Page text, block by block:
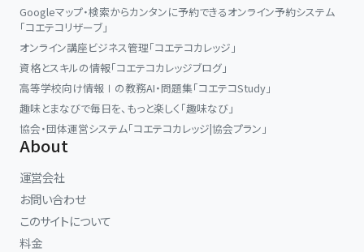
Googleマップ・検索からカンタンに予約できるオンライン予約システム
「コエテコリザーブ」
オンライン講座ビジネス管理「コエテコカレッジ」
資格とスキルの情報「コエテコカレッジブログ」
高等学校向け情報Ⅰの教務AI・問題集「コエテコStudy」
趣味とまなびで毎日を、もっと楽しく「趣味なび」
協会・団体運営システム「コエテコカレッジ|協会プラン」
About
運営会社
お問い合わせ
このサイトについて
料金